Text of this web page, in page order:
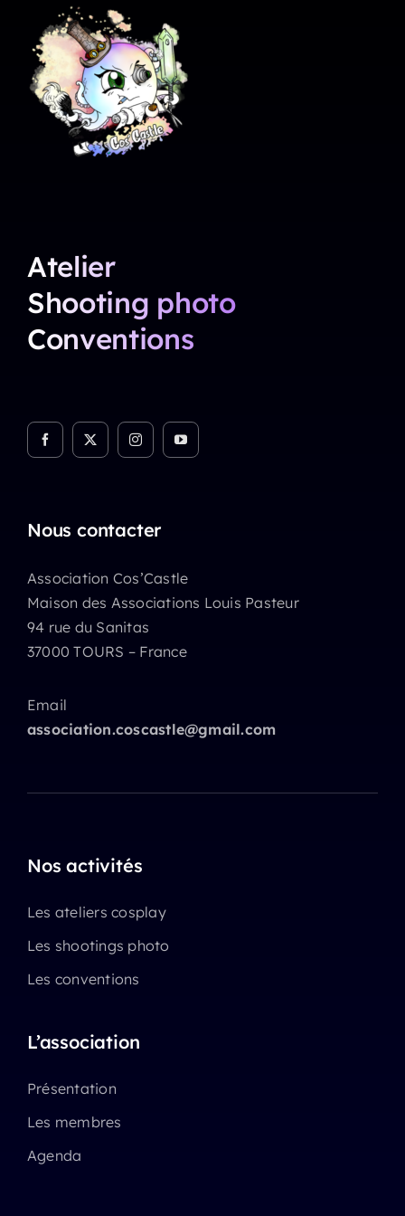
Atelier
Shooting photo
Conventions
Nous contacter
Association Cos’Castle
Maison des Associations Louis Pasteur
94 rue du Sanitas
37000 TOURS – France
Email
association.coscastle@gmail.com
Nos activités
Les ateliers cosplay
Les shootings photo
Les conventions
L’association
Présentation
Les membres
Agenda